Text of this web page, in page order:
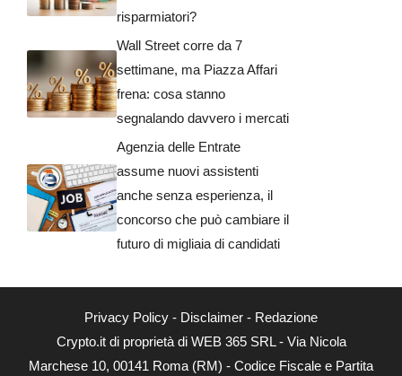
risparmiatori?
Wall Street corre da 7
settimane, ma Piazza Affari
frena: cosa stanno
segnalando davvero i mercati
Agenzia delle Entrate
assume nuovi assistenti
anche senza esperienza, il
concorso che può cambiare il
futuro di migliaia di candidati
Privacy Policy - Disclaimer - Redazione
Crypto.it di proprietà di WEB 365 SRL - Via Nicola
Marchese 10, 00141 Roma (RM) - Codice Fiscale e Partita